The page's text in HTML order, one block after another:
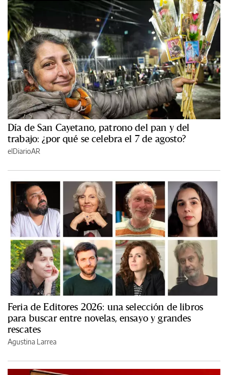
Día de San Cayetano, patrono del pan y del
trabajo: ¿por qué se celebra el 7 de agosto?
elDiarioAR
Feria de Editores 2026: una selección de libros
para buscar entre novelas, ensayo y grandes
rescates
Agustina Larrea